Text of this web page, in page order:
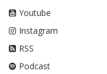
Youtube
Instagram
RSS
Podcast